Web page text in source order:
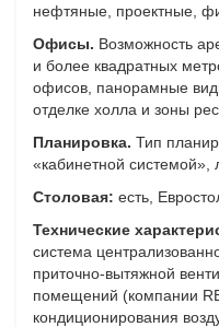
нефтяные, проектные,
Офисы. Возможность
и более квадратных
офисов, панорамные
отделке холла и зоны
Планировка. Тип
«кабинетной
Столовая: есть,
Технические
система
приточно-вытяжной
помещений (компании
кондиционирования